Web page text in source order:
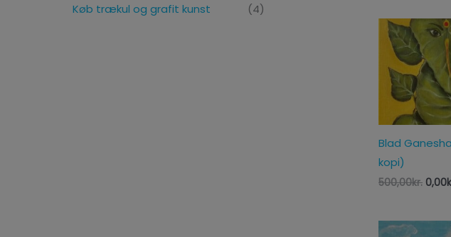
Køb trækul og grafit kunst
(4)
Blad
kopi)
500,00kr.
Den
var:
0,00